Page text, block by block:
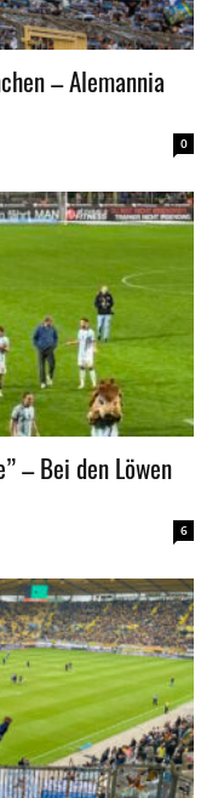
– Alemannia
0
– Bei den Löwen
6